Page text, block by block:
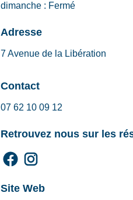
dimanche : Fermé
Adresse
7 Avenue de la Libération
Contact
07 62 10 09 12
Retrouvez nous sur les
Site Web